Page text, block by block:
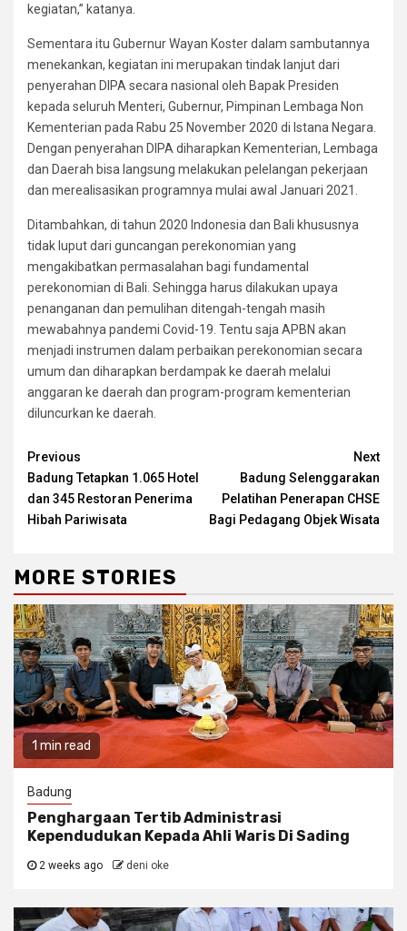
kegiatan,” katanya.
Sementara itu Gubernur Wayan Koster dalam sambutannya
menekankan, kegiatan ini merupakan tindak lanjut dari
penyerahan DIPA secara nasional oleh Bapak Presiden
kepada seluruh Menteri, Gubernur, Pimpinan Lembaga Non
Kementerian pada Rabu 25 November 2020 di Istana Negara.
Dengan penyerahan DIPA diharapkan Kementerian, Lembaga
dan Daerah bisa langsung melakukan pelelangan pekerjaan
dan merealisasikan programnya mulai awal Januari 2021.
Ditambahkan, di tahun 2020 Indonesia dan Bali khususnya
tidak luput dari guncangan perekonomian yang
mengakibatkan permasalahan bagi fundamental
perekonomian di Bali. Sehingga harus dilakukan upaya
penanganan dan pemulihan ditengah-tengah masih
mewabahnya pandemi Covid-19. Tentu saja APBN akan
menjadi instrumen dalam perbaikan perekonomian secara
umum dan diharapkan berdampak ke daerah melalui
anggaran ke daerah dan program-program kementerian
diluncurkan ke daerah.
Continue
Reading
Previous
Badung Tetapkan 1.065 Hotel
dan 345 Restoran Penerima
Hibah Pariwisata
Next
Badung Selenggarakan
Pelatihan Penerapan CHSE
Bagi Pedagang Objek Wisata
MORE STORIES
1 min read
Badung
Penghargaan Tertib Administrasi
Kependudukan Kepada Ahli Waris Di Sading
2 weeks ago deni oke